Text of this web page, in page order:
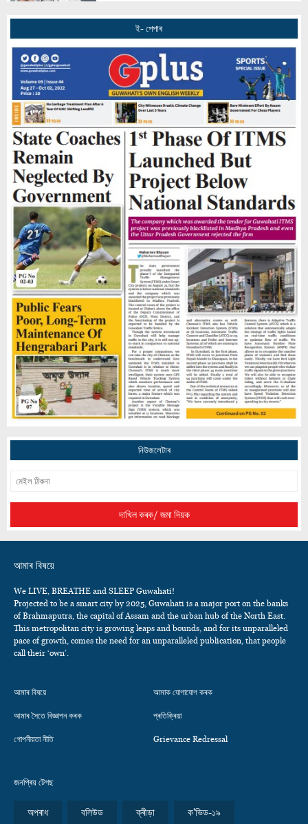
কংগ্ৰেছে
By-Polls For 5 Assam Assembly Seats On
October 30, Results on November 2
Union Minister Sarbananda Sonowal Elected
Uncontested To Rajya Sabha
গুৱাহাটীত আহোম স্বৰ্গদেও চাওলুং চুকাফাৰ প্ৰতিমূৰ্তি নিৰ্মাণ কৰিব অসম
চৰকাৰে : মুখ্যমন্ত্ৰী
Assam: CM Himanta Biswa Sarma Hints At
PFI Role In Darrang Eviction Clashes
Assam: Top Members Of Armed Outfit DNLA
Join Peace Process Today
ই- পেপাৰ
নিউজলেটাৰ
দাখিল কৰক/ জমা দিয়ক
আমাৰ বিষয়ে
We LIVE, BREATHE and SLEEP Guwahati!
Projected to be a smart city by 2025, Guwahati is a major port on the banks
of Brahmaputra, the capital of Assam and the urban hub of the North East.
This metropolitan city is growing leaps and bounds, and for its unparalleled
pace of growth, comes the need for an unparalleled publication, that people
call their ‘own’.
আমাৰ বিষয়ে আমাক যোগাযোগ কৰক
আমাৰ সৈতে বিজ্ঞাপন কৰক প্ৰতিক্ৰিয়া
গোপনীয়তা নীতি Grievance Redressal
জনপ্ৰিয় টেগছ
অপৰাধ বলিউড ক্ৰীড়া ক'ভিড-১৯